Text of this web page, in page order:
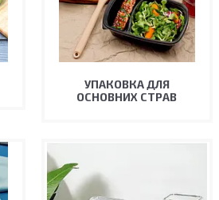
УПАКОВКА ДЛЯ
ОСНОВНИХ СТРАВ